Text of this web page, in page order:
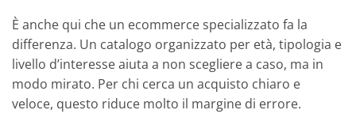
È anche qui che un ecommerce specializzato fa la
differenza. Un catalogo organizzato per età, tipologia e
livello d’interesse aiuta a non scegliere a caso, ma in
modo mirato. Per chi cerca un acquisto chiaro e
veloce, questo riduce molto il margine di errore.